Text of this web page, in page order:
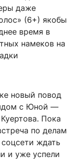
даже
(6+) якобы
время в
намеков на
новый повод
с Юной —
Пока
по делам
ждать
и уже успели